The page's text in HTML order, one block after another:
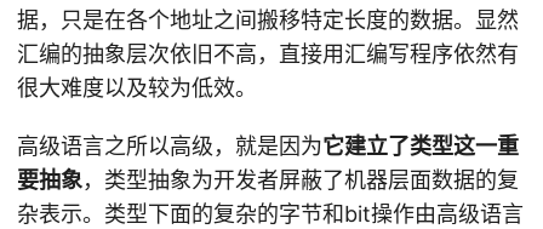
据，只是在各个地址之间搬移特定长度的数据。显然
汇编的抽象层次依旧不高，直接用汇编写程序依然有
很大难度以及较为低效。
高级语言之所以高级，就是因为它建立了类型这一重
要抽象，类型抽象为开发者屏蔽了机器层面数据的复
杂表示。类型下面的复杂的字节和bit操作由高级语言